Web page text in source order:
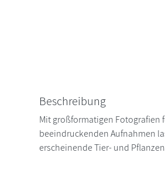
Beschreibung
Mit großformatigen Fotografien
beeindruckenden Aufnahmen
erscheinende Tier- und